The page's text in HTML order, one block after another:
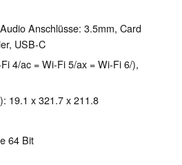
Anschlüsse: 3.5mm, Card
USB-C
4/ac = Wi-Fi 5/ax = Wi-Fi 6/),
19.1 x 321.7 x 211.8
64 Bit